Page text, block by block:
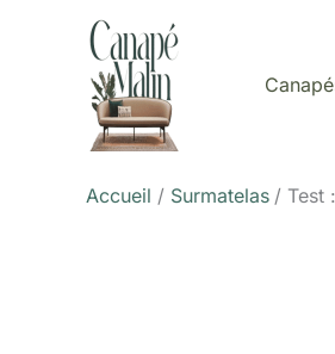
Accueil Surmatelas Test